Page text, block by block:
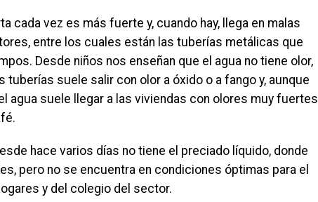
cada vez es más fuerte y, cuando hay, llega en malas
entre los cuales están las tuberías metálicas que
Desde niños nos enseñan que el agua no tiene olor,
tuberías suele salir con olor a óxido o a fango y, aunque
agua suele llegar a las viviendas con olores muy fuertes
hace varios días no tiene el preciado líquido, donde
pero no se encuentra en condiciones óptimas para el
y del colegio del sector.